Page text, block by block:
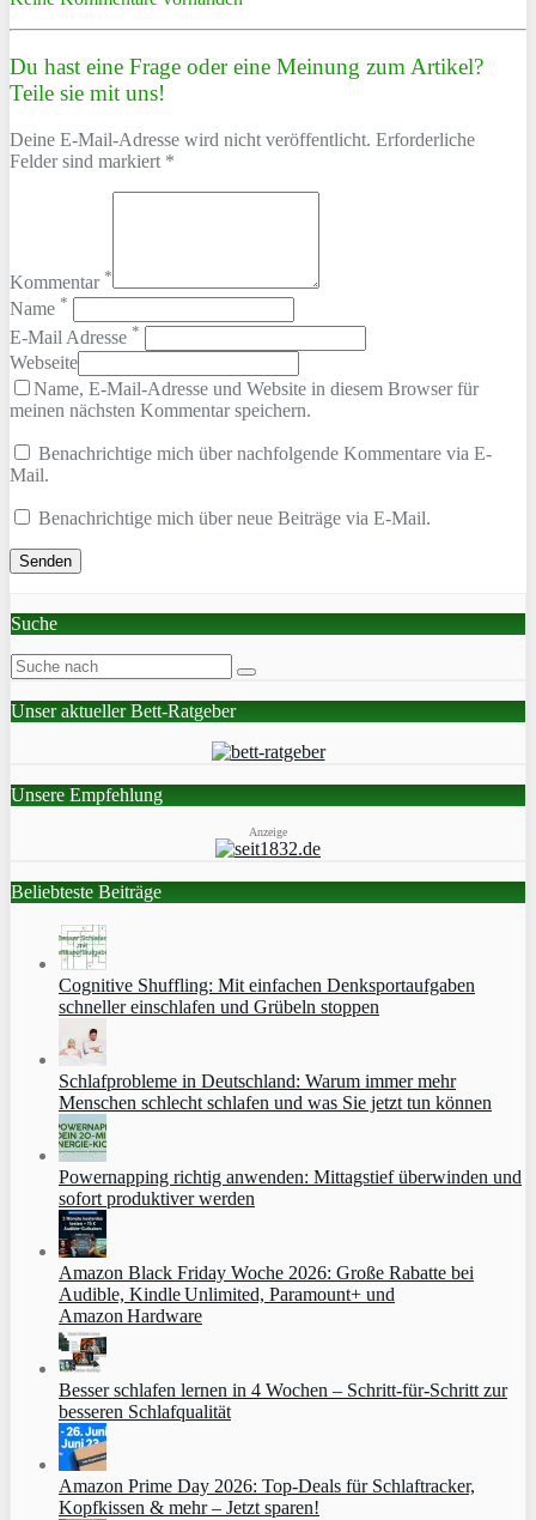
Du hast eine Frage oder eine Meinung zum Artikel?
Teile sie mit uns!
Deine E-Mail-Adresse wird nicht veröffentlicht. Erforderliche
Felder sind markiert *
Kommentar *
Name *
E-Mail Adresse *
Webseite
Name, E-Mail-Adresse und Website in diesem Browser für
meinen nächsten Kommentar speichern.
Benachrichtige mich über nachfolgende Kommentare via E-
Mail.
Benachrichtige mich über neue Beiträge via E-Mail.
Suche
Unser aktueller Bett-Ratgeber
Unsere Empfehlung
Anzeige
Beliebteste Beiträge
Cognitive Shuffling: Mit einfachen Denksportaufgaben
schneller einschlafen und Grübeln stoppen
Schlafprobleme in Deutschland: Warum immer mehr
Menschen schlecht schlafen und was Sie jetzt tun können
Powernapping richtig anwenden: Mittagstief überwinden und
sofort produktiver werden
Amazon Black Friday Woche 2026: Große Rabatte bei
Audible, Kindle Unlimited, Paramount+ und
Amazon Hardware
Besser schlafen lernen in 4 Wochen – Schritt‑für‑Schritt zur
besseren Schlafqualität
Amazon Prime Day 2026: Top-Deals für Schlaftracker,
Kopfkissen & mehr – Jetzt sparen!